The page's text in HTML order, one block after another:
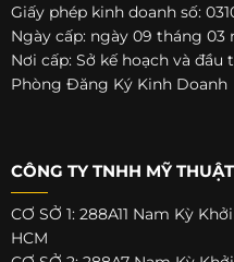
Giấy phép kinh doanh số:
Ngày cấp: ngày 09 tháng 03
Nơi cấp: Sở kế hoạch và đầu
Phòng Đăng Ký Kinh Doanh
CÔNG TY TNHH MỸ
CƠ SỞ 1: 288A11 Nam Kỳ
HCM